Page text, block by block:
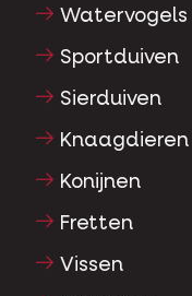
Watervogels
Sportduiven
Sierduiven
Knaagdieren
Konijnen
Fretten
Vissen